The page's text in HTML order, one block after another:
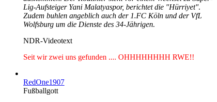
Lig-Aufsteiger Yani Malatyaspor, berichtet die "Hürriyet".
Zudem buhlen angeblich auch der 1.FC Köln und der VfL
Wolfsburg um die Dienste des 34-Jährigen.
NDR-Videotext
Seit wir zwei uns gefunden .... OHHHHHHHH RWE!!
RedOne1907
Fußballgott